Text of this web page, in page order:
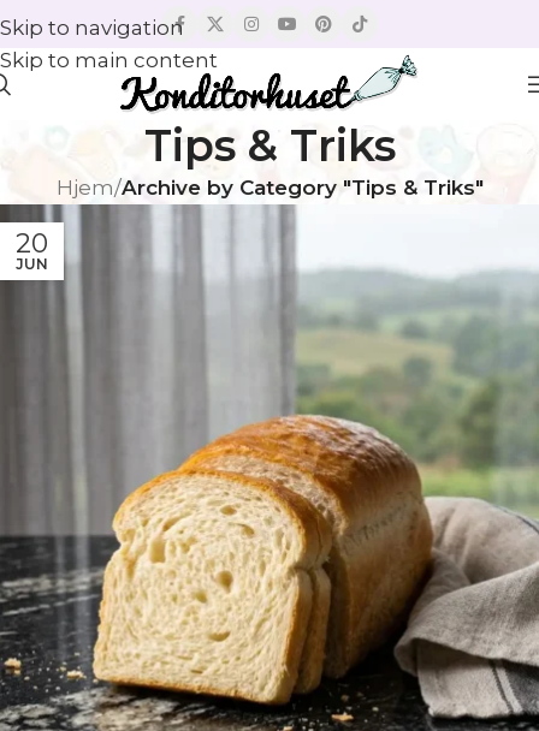
Skip to navigation
Skip to main content
Tips & Triks
Hjem/Archive by Category "Tips & Triks"
20
JUN